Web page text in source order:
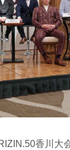
香川大